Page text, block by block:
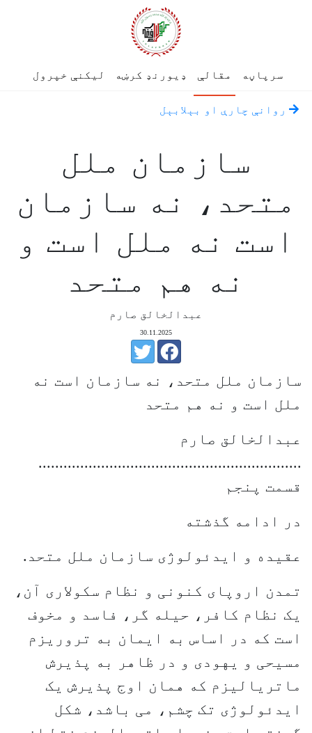
سرپاڼه مقالې ډیورنډ کرښه لیکنې خپرول
روانې چارې او بېلابېل
سازمان ملل
متحد، نه سازمان
است نه ملل است و
نه هم متحد
عبدالخالق صارم
30.11.2025
سازمان ملل متحد، نه سازمان است نه
ملل است و نه هم متحد
عبدالخالق صارم
...............................................................
قسمت پنجم
در ادامه گذشته
عقیده و ایدئولوژی سازمان ملل متحد.
تمدن اروپای کنونی و نظام سکولاری آن،
یک نظام کافر، حیله گر، فاسد و مخوف
است که در اساس به ایمان به تروریزم
مسیحی و یهودی و در ظاهر به پذیرش
ماتریالیزم که همان اوج پذیرش یک
ایدئولوژی تک چشم، می باشد، شکل